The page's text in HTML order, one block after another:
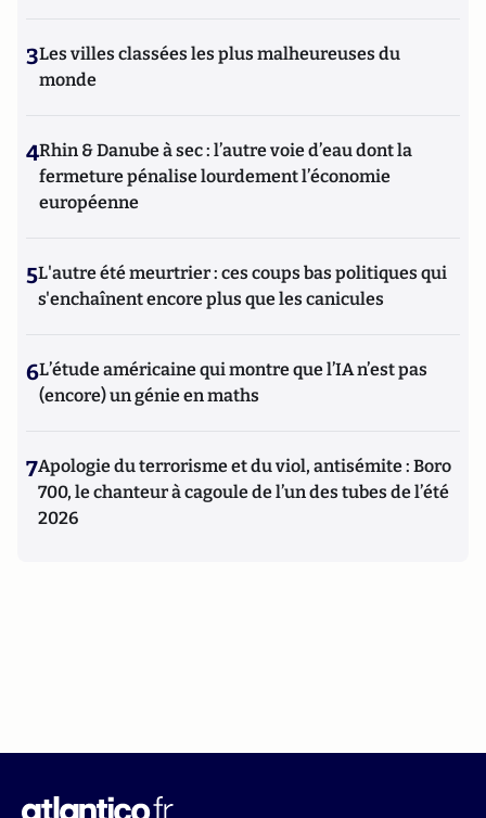
3Les villes classées les plus malheureuses du
monde
4Rhin & Danube à sec : l’autre voie d’eau dont la
fermeture pénalise lourdement l’économie
européenne
5L'autre été meurtrier : ces coups bas politiques qui
s'enchaînent encore plus que les canicules
6L’étude américaine qui montre que l’IA n’est pas
(encore) un génie en maths
7Apologie du terrorisme et du viol, antisémite : Boro
700, le chanteur à cagoule de l’un des tubes de l’été
2026